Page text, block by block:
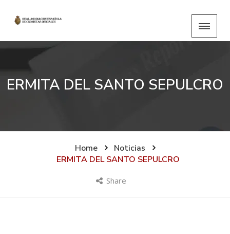
ERMITA DEL SANTO SEPULCRO
Home
Noticias
ERMITA DEL SANTO SEPULCRO
Share